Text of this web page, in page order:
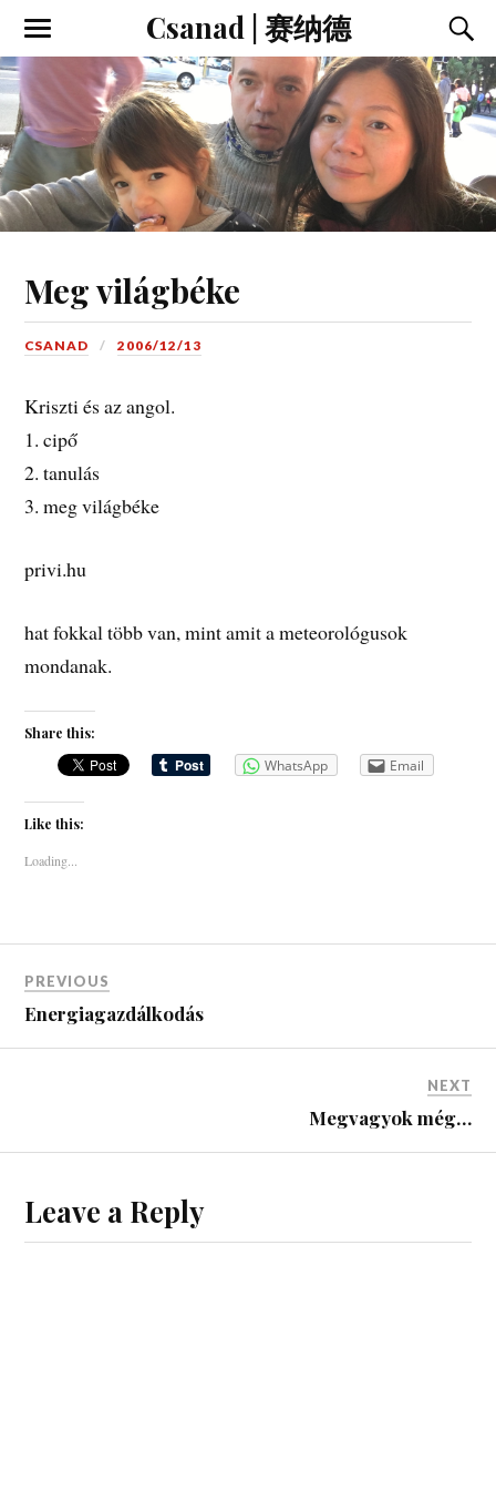
Csanad | 赛纳德
Meg világbéke
CSANAD 2006/12/13
Kriszti és az angol.
1. cipő
2. tanulás
3. meg világbéke
privi.hu
hat fokkal több van, mint amit a meteorológusok
mondanak.
Share this:
WhatsApp Email
Like this:
Loading...
PREVIOUS
Energiagazdálkodás
NEXT
Megvagyok még…
Leave a Reply